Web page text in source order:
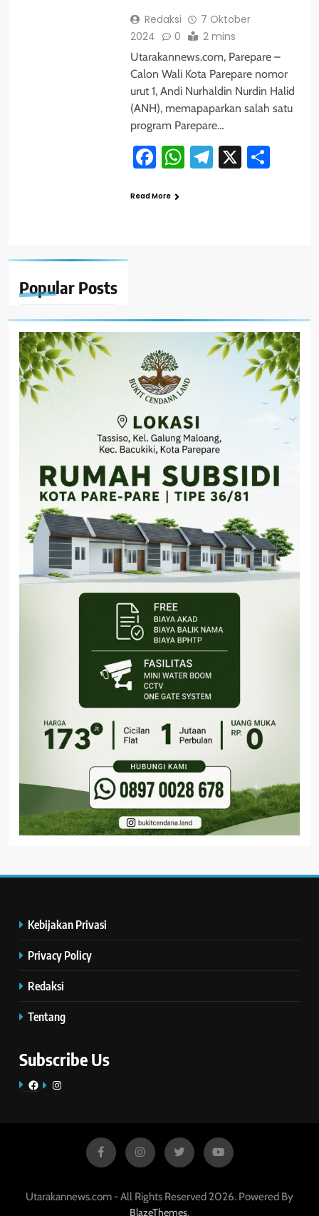
Popular Posts
Redaksi
7 Oktober
2024
0 2 mins
Utarakannews.com, Parepare –
Calon Wali Kota Parepare nomor
urut 1, Andi Nurhaldin Nurdin Halid
(ANH), memapaparkan salah satu
program Parepare…
Facebook
WhatsApp
Telegram
X
Read More
Kebijakan Privasi
Privacy Policy
Redaksi
Tentang
Subscribe Us
FacebookInstagram
Utarakannews.com - All Rights Reserved 2026. Powered By
BlazeThemes.